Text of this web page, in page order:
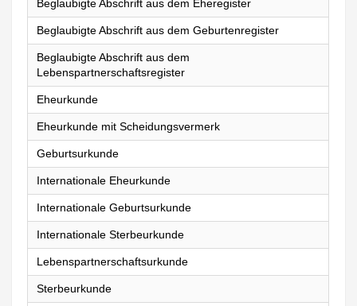
Beglaubigte Abschrift aus dem Eheregister
Beglaubigte Abschrift aus dem Geburtenregister
Beglaubigte Abschrift aus dem
Lebenspartnerschaftsregister
Eheurkunde
Eheurkunde mit Scheidungsvermerk
Geburtsurkunde
Internationale Eheurkunde
Internationale Geburtsurkunde
Internationale Sterbeurkunde
Lebenspartnerschaftsurkunde
Sterbeurkunde